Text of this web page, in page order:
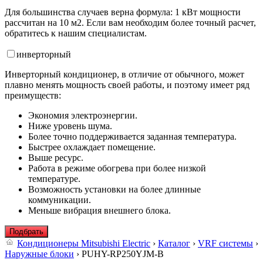
Для большинства случаев верна формула: 1 кВт мощности
рассчитан на 10 м2. Если вам необходим более точный расчет,
обратитесь к нашим специалистам.
инверторный
Инверторный кондиционер, в отличие от обычного, может
плавно менять мощность своей работы, и поэтому имеет ряд
преимуществ:
Экономия электроэнергии.
Ниже уровень шума.
Более точно поддерживается заданная температура.
Быстрее охлаждает помещение.
Выше ресурс.
Работа в режиме обогрева при более низкой
температуре.
Возможность установки на более длинные
коммуникации.
Меньше вибрация внешнего блока.
Подбрать
Кондиционеры Mitsubishi Electric › Каталог › VRF системы ›
Наружные блоки › PUHY-RP250YJM-B